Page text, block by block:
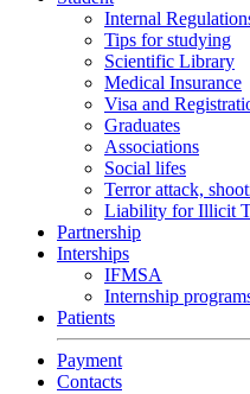
Internal
Tips for studying
Scientific Library
Medical Insurance
Visa and
Graduates
Associations
Social lifes
Terror attack,
Liability for Illicit
Partnership
Interships
IFMSA
Internship
Patients
Payment
Contacts